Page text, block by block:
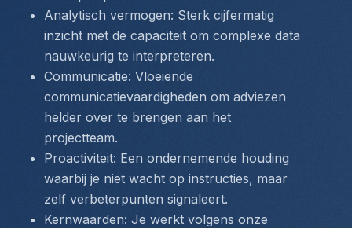
Analytisch vermogen: Sterk cijfermatig
inzicht met de capaciteit om complexe data
nauwkeurig te interpreteren.
Communicatie: Vloeiende
communicatievaardigheden om adviezen
helder over te brengen aan het
projectteam.
Proactiviteit: Een ondernemende houding
waarbij je niet wacht op instructies, maar
zelf verbeterpunten signaleert.
Kernwaarden: Je werkt volgens onze